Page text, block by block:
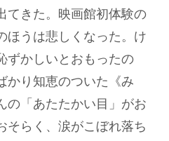
てきた。映画館初体験の
ほうは悲しくなった。け
ずかしいとおもったの
かり知恵のついた《み
の「あたたかい目」がお
そらく、涙がこぼれ落ち